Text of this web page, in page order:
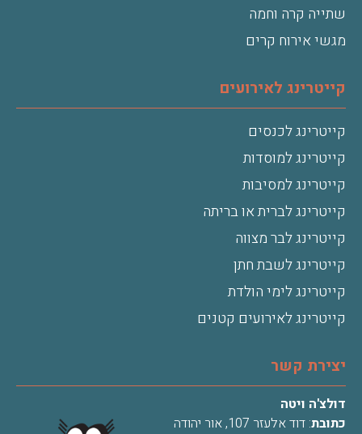
שתייה קרה וחמה
מגשי אירוח קרים
קייטרינג לאירועים
קייטרינג לכנסים
קייטרינג למוסדות
קייטרינג למסיבות
קייטרינג לברית או בריתה
קייטרינג לבר מצווה
קייטרינג לשבת חתן
קייטרינג לימי הולדת
קייטרינג לאירועים קטנים
יצירת קשר
דולצ'ה ויטה
כתובת
: דוד אלעזר 107, אור יהודה